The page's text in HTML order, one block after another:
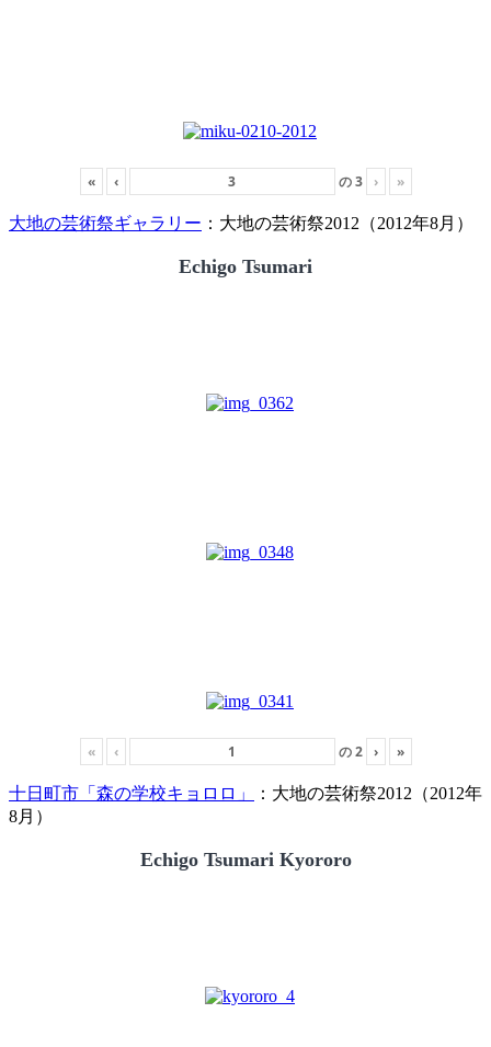
« ‹ の3 › »
大地の芸術祭ギャラリー ：大地の芸術祭2012（2012年8月）
Echigo Tsumari
« ‹ の2 › »
十日町市「森の学校キョロロ」
：大地の芸術祭2012（2012年
8月）
Echigo Tsumari Kyororo